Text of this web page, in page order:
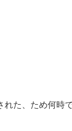
た、ため何時